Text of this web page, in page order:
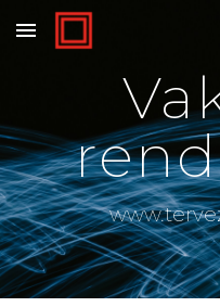
Skip to main content